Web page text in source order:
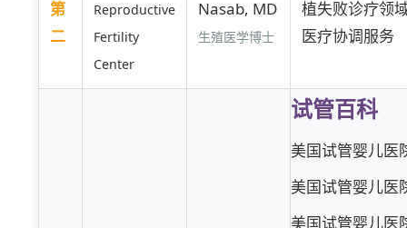
第
二
Reproductive
Fertility
Center
Nasab, MD
生殖医学博士
植失败诊疗领
医疗协调服务
试管百科
美国试管婴儿医
美国试管婴儿医
美国试管婴儿医